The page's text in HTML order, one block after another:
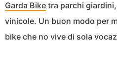
Garda Bike tra parchi
vinicole. Un buon modo per
bike che no vive di sola